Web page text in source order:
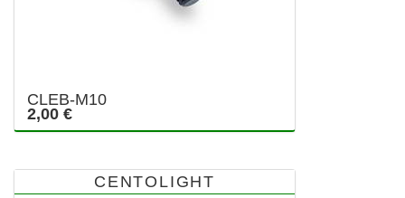
CLEB-M10
2,00 €
CENTOLIGHT